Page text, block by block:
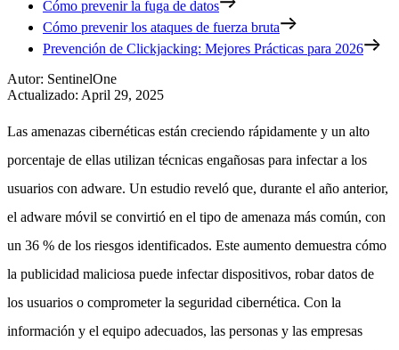
Cómo prevenir la fuga de datos
Cómo prevenir los ataques de fuerza bruta
Prevención de Clickjacking: Mejores Prácticas para 2026
Autor: SentinelOne
Actualizado: April 29, 2025
Las amenazas cibernéticas están creciendo rápidamente y un alto
porcentaje de ellas utilizan técnicas engañosas para infectar a los
usuarios con adware. Un estudio reveló que, durante el año anterior,
el adware móvil se convirtió en el tipo de amenaza más común, con
un 36 % de los riesgos identificados. Este aumento demuestra cómo
la publicidad maliciosa puede infectar dispositivos, robar datos de
los usuarios o comprometer la seguridad cibernética. Con la
información y el equipo adecuados, las personas y las empresas